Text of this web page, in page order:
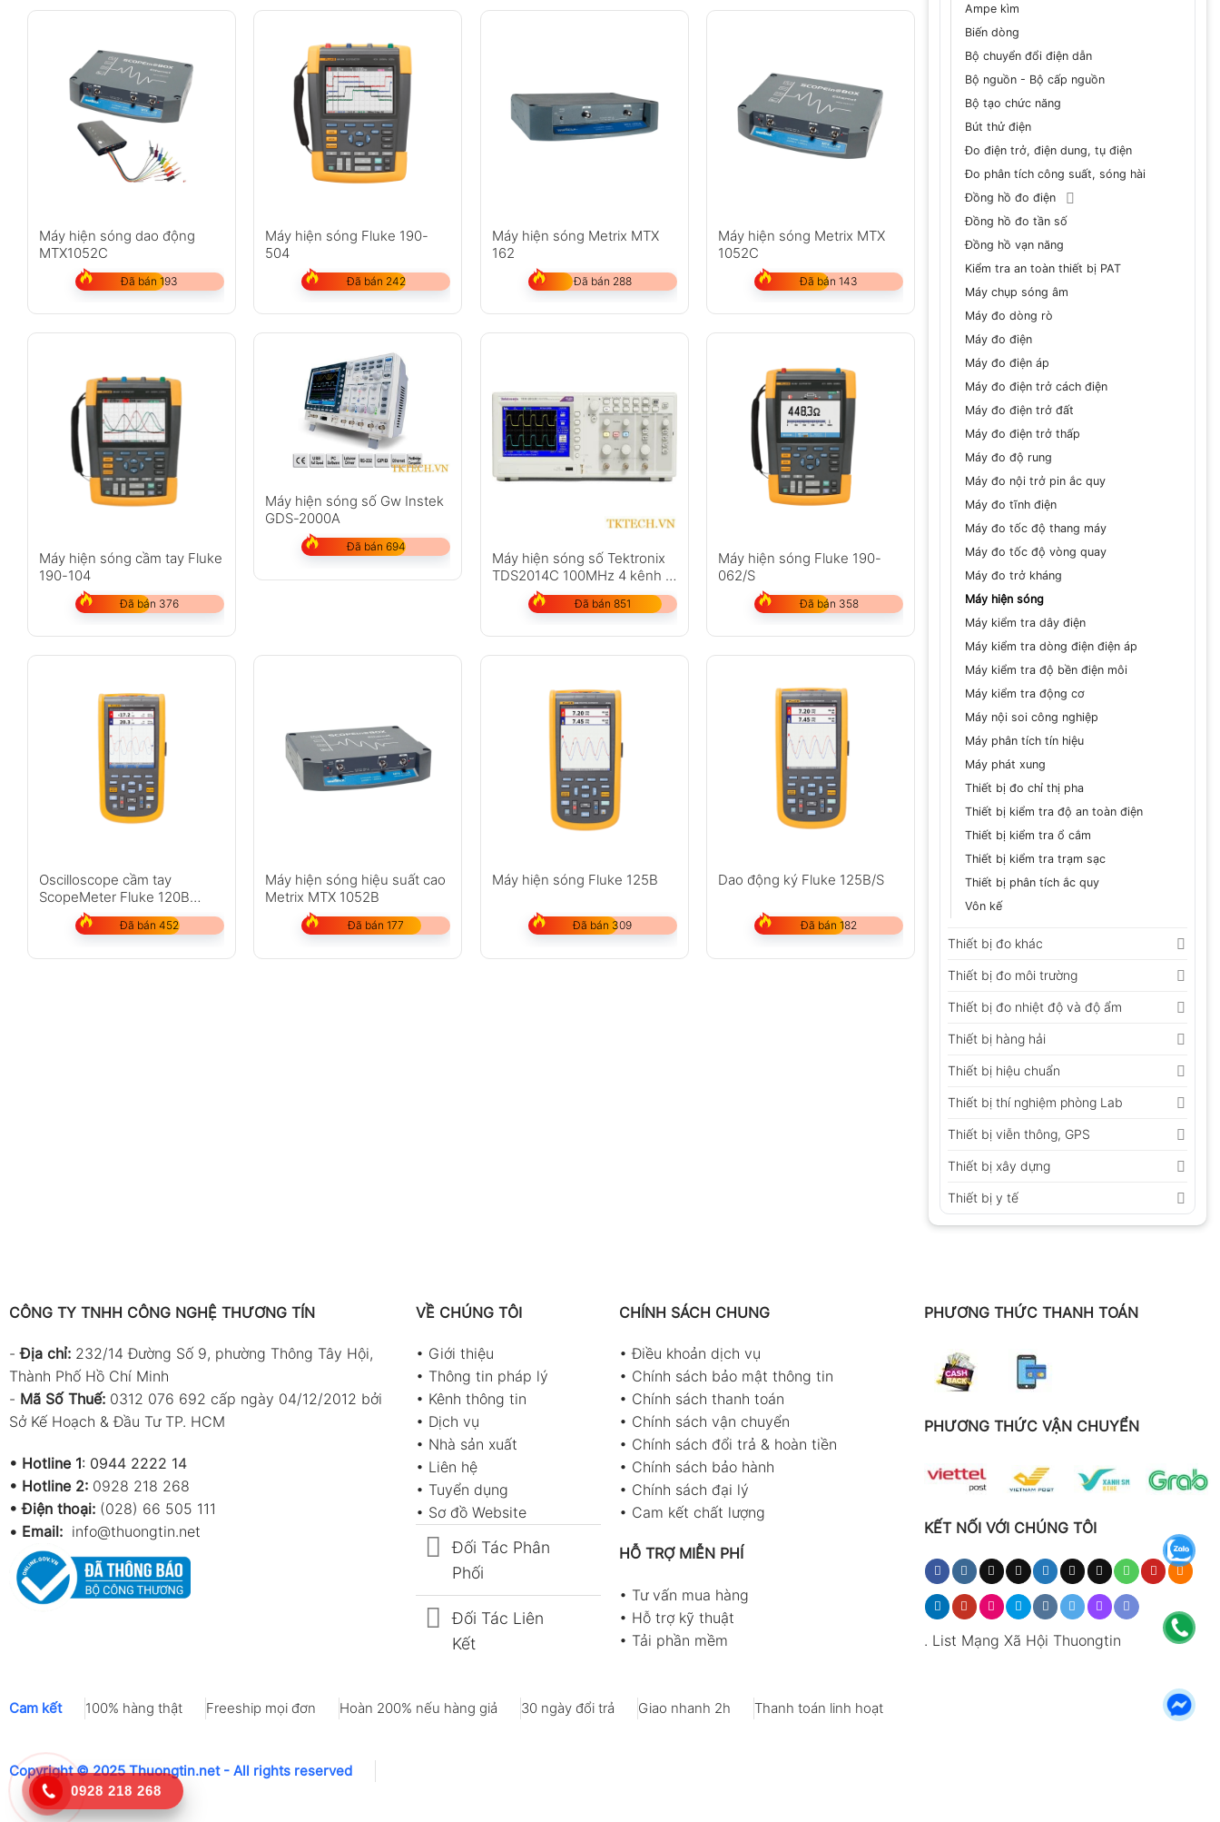
Ampe kìm
Biến dòng
Bộ chuyển đổi điện dẫn
Bộ nguồn - Bộ cấp nguồn
Bộ tạo chức năng
Bút thử điện
Đo điện trở, điện dung, tụ điện
Đo phân tích công suất, sóng hài
Đồng hồ đo điện
Đồng hồ đo tần số
Đồng hồ vạn năng
Kiểm tra an toàn thiết bị PAT
Máy chụp sóng âm
Máy đo dòng rò
Máy đo điện
Máy đo điện áp
Máy đo điện trở cách điện
Máy đo điện trở đất
Máy đo điện trở thấp
Máy đo độ rung
Máy đo nội trở pin ắc quy
Máy đo tĩnh điện
Máy đo tốc độ thang máy
Máy đo tốc độ vòng quay
Máy đo trở kháng
Máy hiện sóng
Máy kiểm tra dây điện
Máy kiểm tra dòng điện điện áp
Máy kiểm tra độ bền điện môi
Máy kiểm tra động cơ
Máy nội soi công nghiệp
Máy phân tích tín hiệu
Máy phát xung
Thiết bị đo chỉ thị pha
Thiết bị kiểm tra độ an toàn điện
Thiết bị kiểm tra ổ cắm
Thiết bị kiểm tra trạm sạc
Thiết bị phân tích ắc quy
Vôn kế
Thiết bị đo khác
Thiết bị đo môi trường
Thiết bị đo nhiệt độ và độ ẩm
Thiết bị hàng hải
Thiết bị hiệu chuẩn
Thiết bị thí nghiệm phòng Lab
Thiết bị viễn thông, GPS
Thiết bị xây dựng
Thiết bị y tế
Máy hiện sóng dao động
MTX1052C
Đã bán 193
Máy hiện sóng Fluke 190-
504
Đã bán 242
Máy hiện sóng Metrix MTX
162
Đã bán 288
Máy hiện sóng Metrix MTX
1052C
Đã bán 143
Máy hiện sóng cầm tay Fluke
190-104
Đã bán 376
Máy hiện sóng số Gw Instek
GDS-2000A
Đã bán 694
Máy hiện sóng số Tektronix
TDS2014C 100MHz 4 kênh 2
Đã bán 851
Máy hiện sóng Fluke 190-
062/S
Đã bán 358
Oscilloscope cầm tay
ScopeMeter Fluke 120B
Đã bán 452
Máy hiện sóng hiệu suất cao
Metrix MTX 1052B
Đã bán 177
Máy hiện sóng Fluke 125B
Đã bán 309
Dao động ký Fluke 125B/S
Đã bán 182
CÔNG TY TNHH CÔNG NGHỆ THƯƠNG TÍN
-Địa chỉ: 232/14 Đường Số 9, phường Thông Tây Hội,
Thành Phố Hồ Chí Minh
- Mã Số Thuế: 0312 076 692 cấp ngày 04/12/2012 bởi
Sở Kế Hoạch & Đầu Tư TP. HCM
• Hotline 1: 0944 2222 14
• Hotline 2: 0928 218 268
• Điện thoại: (028) 66 505 111
• Email: info@thuongtin.net
VỀ CHÚNG TÔI
• Giới thiệu
• Thông tin pháp lý
• Kênh thông tin
• Dịch vụ
• Nhà sản xuất
• Liên hệ
• Tuyển dụng
• Sơ đồ Website
Đối Tác Phân
Phối
Đối Tác Liên
Kết
CHÍNH SÁCH CHUNG
•Điều khoản dịch vụ
• Chính sách bảo mật thông tin
• Chính sách thanh toán
• Chính sách vận chuyển
• Chính sách đổi trả & hoàn tiền
• Chính sách bảo hành
• Chính sách đại lý
• Cam kết chất lượng
HỖ TRỢ MIỄN PHÍ
• Tư vấn mua hàng
• Hỗ trợ kỹ thuật
• Tải phần mềm
PHƯƠNG THỨC THANH TOÁN
PHƯƠNG THỨC VẬN CHUYỂN
KẾT NỐI VỚI CHÚNG TÔI
. List Mạng Xã Hội Thuongtin
Cam kết 100% hàng thật Freeship mọi đơn Hoàn 200% nếu hàng giả 30 ngày đổi trả Giao nhanh 2h Thanh toán linh hoạt
Copyright © 2025 Thuongtin.net - All rights reserved
0928 218 268